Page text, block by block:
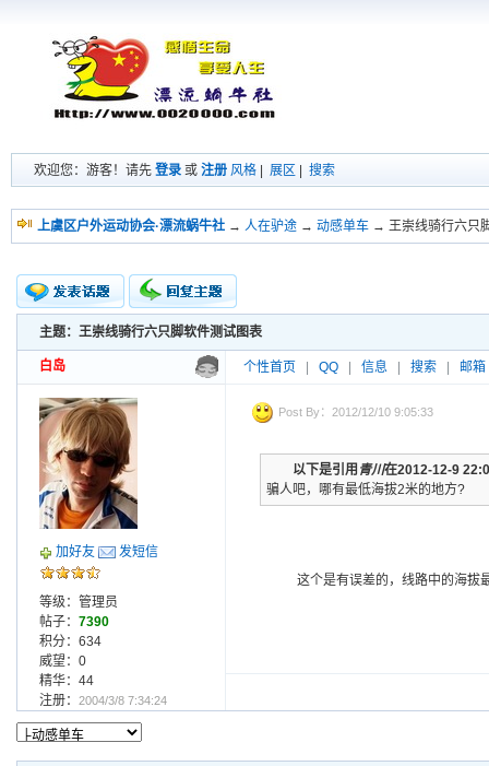
欢迎您：游客！请先 登录 或 注册 风格 展区 搜索
上虞区户外运动协会·漂流蜗牛社 → 人在驴途 → 动感单车 → 王崇线骑行六只
新的主题
投票帖
小字报
主题：王崇线骑行六只脚软件测试图表
白岛 个性首页 QQ 信息 搜索 邮箱
加好友 发短信
等级：管理员
帖子： 7390
积分：634
威望：0
精华：44
注册： 2004/3/8 7:34:24
Post By：2012/12/10 9:05:33
以下是引用 青川在2012-12-9
骗人吧，哪有最低海拔2米的地方?
这个是有误差的，线路中的海拔